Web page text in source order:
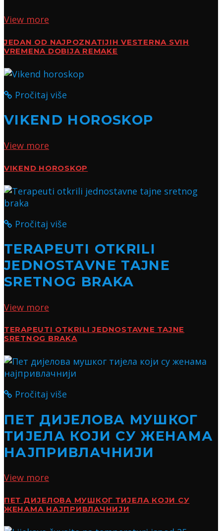
View more
JEDAN OD NAJPOZNATIJIH VESTERNA SVIH
VREMENA DOBIJA REMAKE
Pročitaj više
VIKEND HOROSKOP
View more
VIKEND HOROSKOP
Pročitaj više
TERAPEUTI OTKRILI
JEDNOSTAVNE TAJNE
SRETNOG BRAKA
View more
TERAPEUTI OTKRILI JEDNOSTAVNE TAJNE
SRETNOG BRAKA
Pročitaj više
ПЕТ ДИЈЕЛОВА МУШКОГ
ТИЈЕЛА КОЈИ СУ ЖЕНАМА
НАЈПРИВЛАЧНИЈИ
View more
ПЕТ ДИЈЕЛОВА МУШКОГ ТИЈЕЛА КОЈИ СУ
ЖЕНАМА НАЈПРИВЛАЧНИЈИ